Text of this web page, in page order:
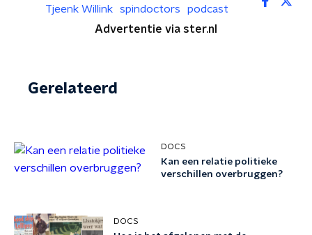
Tjeenk Willink
spindoctors
podcast
Advertentie via ster.nl
Gerelateerd
DOCS
Kan een relatie politieke
verschillen overbruggen?
DOCS